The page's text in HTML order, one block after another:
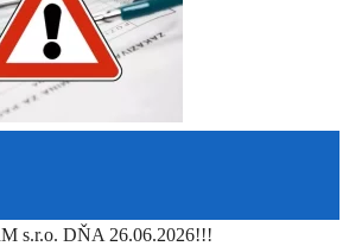
s.r.o. DŇA 26.06.2026!!!